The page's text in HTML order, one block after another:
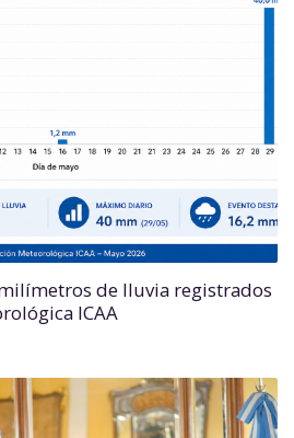
de lluvia registrados
ICAA